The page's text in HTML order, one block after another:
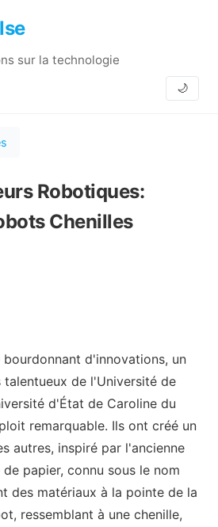
sur la technologie
🌙
Robotiques:
Chenilles
d'innovations, un
de l'Université de
d'État de Caroline du
remarquable. Ils ont créé un
autres, inspiré par l'ancienne
papier, connu sous le nom
des matériaux à la pointe de la
ressemblant à une chenille,